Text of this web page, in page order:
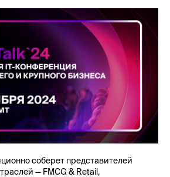
соберет представителей
— FMCG & Retail,